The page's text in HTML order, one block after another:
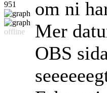
951
offline
om ni
Mer
OBS